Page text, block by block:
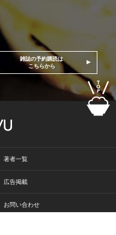
雑誌の予約購読は
こちらから
著者一覧
広告掲載
お問い合わせ